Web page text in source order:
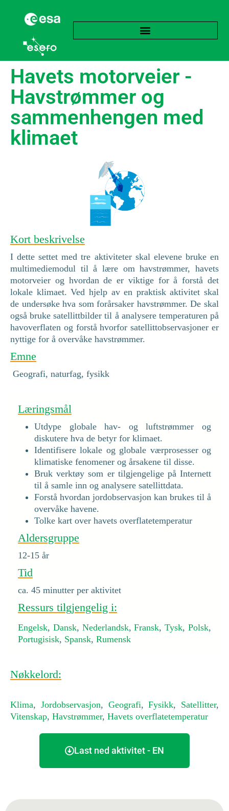
Havets motorveier -
Havstrømmer og
sammenhengen med
klimaet
Kort beskrivelse
I dette settet med tre aktiviteter skal elevene bruke en
multimediemodul til å lære om havstrømmer, havets
motorveier og hvordan de er viktige for å forstå det
lokale klimaet. Ved hjelp av en praktisk aktivitet skal
de undersøke hva som forårsaker havstrømmer. De skal
også bruke satellittbilder til å analysere temperaturen på
havoverflaten og forstå hvorfor satellittobservasjoner er
nyttige for å overvåke havstrømmer.
Emne
Geografi, naturfag, fysikk
Læringsmål
Utdype globale hav- og luftstrømmer og
diskutere hva de betyr for klimaet.
Identifisere lokale og globale værprosesser og
klimatiske fenomener og årsakene til disse.
Bruk verktøy som er tilgjengelige på Internett
til å samle inn og analysere satellittdata.
Forstå hvordan jordobservasjon kan brukes til å
overvåke havene.
Tolke kart over havets overflatetemperatur
Aldersgruppe
12-15 år
Tid
ca. 45 minutter per aktivitet
Ressurs tilgjengelig i:
Engelsk, Dansk, Nederlandsk,Fransk,Tysk,Polsk,
Portugisisk, Spansk, Rumensk
Nøkkelord:
Klima, Jordobservasjon, Geografi,Fysikk, Satellitter,
Vitenskap, Havstrømmer, Havets overflatetemperatur
Last ned aktivitet - EN